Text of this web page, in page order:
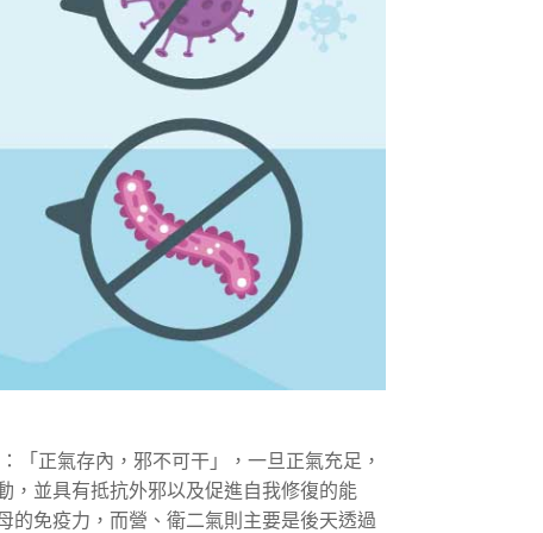
「正氣存內，邪不可干」，一旦正氣充足，
，並具有抵抗外邪以及促進自我修復的能
的免疫力，而營、衛二氣則主要是後天透過